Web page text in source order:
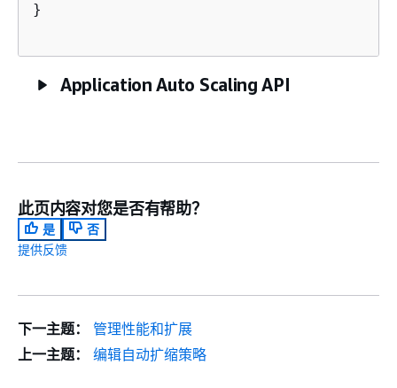
}
Application Auto Scaling API
此页内容对您是否有帮助？
是
否
提供反馈
下一主题：
管理性能和扩展
上一主题：
编辑自动扩缩策略